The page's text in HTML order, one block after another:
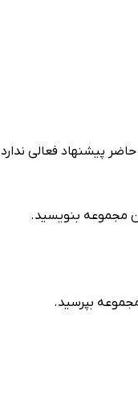
پیشنهاد فعالی ندارد
مجموعه بنویسید.
بپرسید.